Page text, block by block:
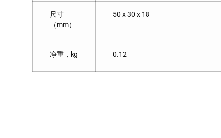
尺寸
（mm）
50 x 30 x 18
净重，kg 0.12